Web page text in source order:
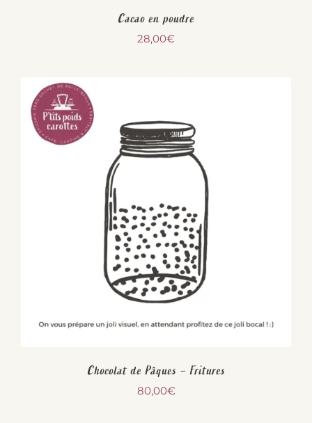
Cacao en poudre
28,00€
Chocolat de Pâques – Fritures
80,00€